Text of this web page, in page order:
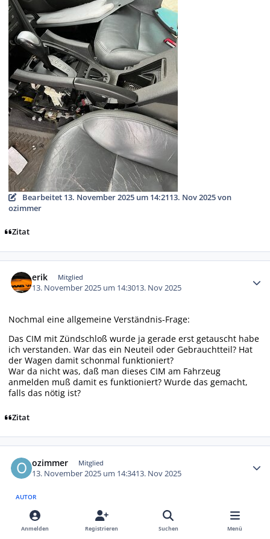
Bearbeitet 13. November 2025 um 14:2113. Nov 2025von
ozimmer
Zitat
erik Mitglied
13. November 2025 um 14:3013. Nov 2025
Nochmal eine allgemeine Verständnis-Frage:
Das CIM mit Zündschloß wurde ja gerade erst getauscht habe
ich verstanden. War das ein Neuteil oder Gebrauchtteil? Hat
der Wagen damit schonmal funktioniert?
War da nicht was, daß man dieses CIM am Fahrzeug
anmelden muß damit es funktioniert? Wurde das gemacht,
falls das nötig ist?
Zitat
ozimmer Mitglied
13. November 2025 um 14:3413. Nov 2025
AUTOR
Hallo!
Ja, das Schloss wurde gegen ein neues getauscht und
Anmelden Registrieren Suchen Menü